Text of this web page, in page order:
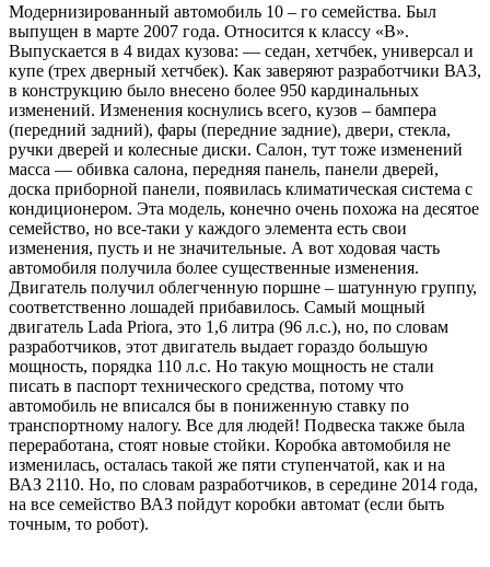
Модернизированный автомобиль 10 – го семейства. Был
выпущен в марте 2007 года. Относится к классу «В».
Выпускается в 4 видах кузова: — седан, хетчбек, универсал и
купе (трех дверный хетчбек). Как заверяют разработчики ВАЗ,
в конструкцию было внесено более 950 кардинальных
изменений. Изменения коснулись всего, кузов – бампера
(передний задний), фары (передние задние), двери, стекла,
ручки дверей и колесные диски. Салон, тут тоже изменений
масса — обивка салона, передняя панель, панели дверей,
доска приборной панели, появилась климатическая система с
кондиционером. Эта модель, конечно очень похожа на десятое
семейство, но все-таки у каждого элемента есть свои
изменения, пусть и не значительные. А вот ходовая часть
автомобиля получила более существенные изменения.
Двигатель получил облегченную поршне – шатунную группу,
соответственно лошадей прибавилось. Самый мощный
двигатель Lada Priora, это 1,6 литра (96 л.с.), но, по словам
разработчиков, этот двигатель выдает гораздо большую
мощность, порядка 110 л.с. Но такую мощность не стали
писать в паспорт технического средства, потому что
автомобиль не вписался бы в пониженную ставку по
транспортному налогу. Все для людей! Подвеска также была
переработана, стоят новые стойки. Коробка автомобиля не
изменилась, осталась такой же пяти ступенчатой, как и на
ВАЗ 2110. Но, по словам разработчиков, в середине 2014 года,
на все семейство ВАЗ пойдут коробки автомат (если быть
точным, то робот).